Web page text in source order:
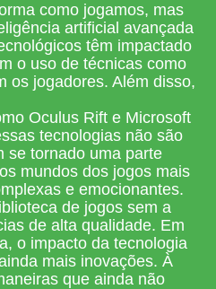
como jogamos, mas
artificial avançada
têm impactado
o uso de técnicas como
os jogadores. Além disso,
Oculus Rift e Microsoft
tecnologias não são
se tornado uma parte
mundos dos jogos mais
e emocionantes.
de jogos sem a
de alta qualidade. Em
o impacto da tecnologia
mais inovações. À
que ainda não